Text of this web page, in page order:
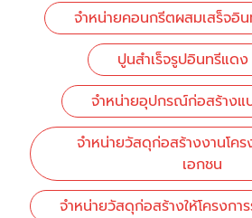
จำหน่ายคอนกรีตผสมเสร็จอิ
ปูนสำเร็จรูปอินทรีแด
จำหน่ายอุปกรณ์ก่อสร้างแ
จำหน่ายวัสดุก่อสร้างงานโค
เอกชน
จำหน่ายวัสดุก่อสร้างให้โครงกา